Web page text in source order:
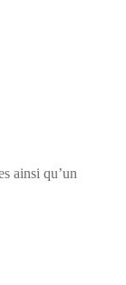
ainsi qu’un